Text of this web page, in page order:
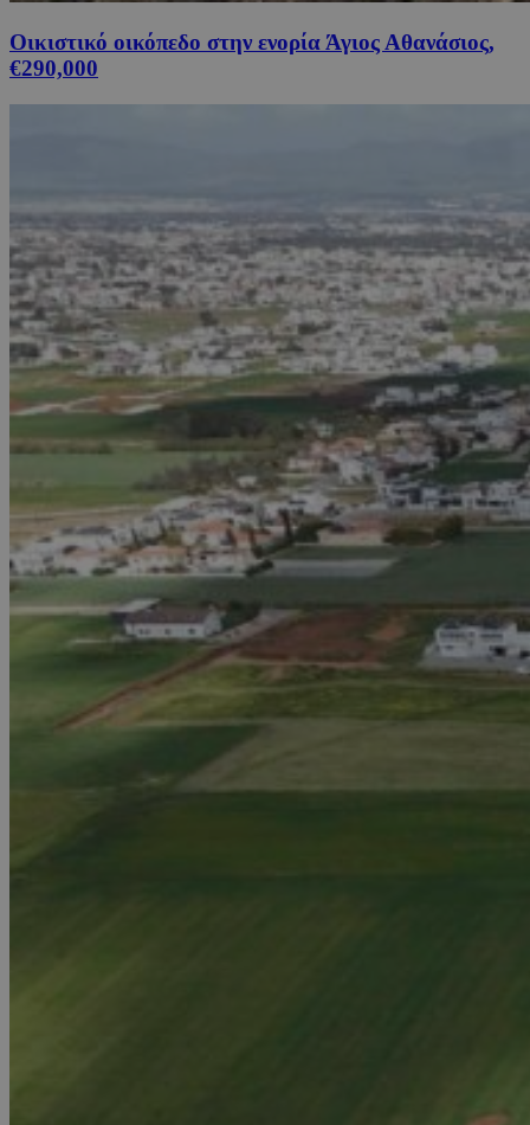
Οικιστικό οικόπεδο στην ενορία Άγιος Αθανάσιος,
€290,000